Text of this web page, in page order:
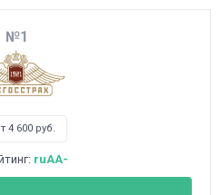
1
4 600 руб.
ruAA-